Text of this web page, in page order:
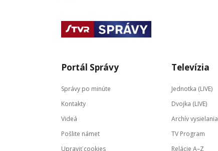
Portál Správy
Správy po minúte
Kontakty
Videá
Pošlite námet
Upraviť cookies
Televízia
Jednotka (LIVE)
Dvojka (LIVE)
Archív vysielania
TV Program
Relácie A–Z